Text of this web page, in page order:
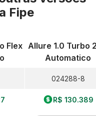
Fipe
Flex Allure 1.0 Turbo
Automatico
024288-8
R$ 130.389